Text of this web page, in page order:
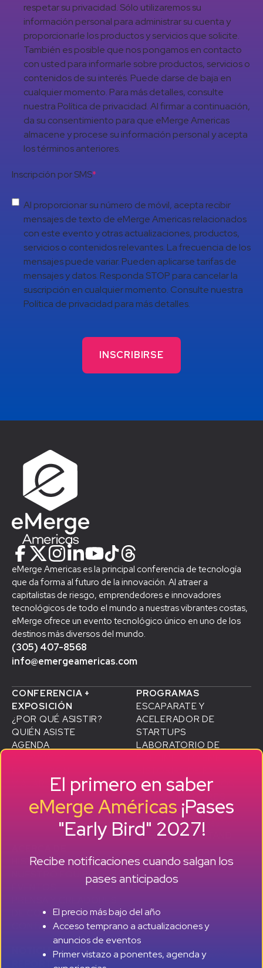
respetar su privacidad. Sólo utilizaremos su
información personal para administrar su cuenta y
proporcionarle los productos y servicios que solicite.
También es posible que nos pongamos en contacto
con usted para informarle sobre productos, servicios o
contenidos de su interés. Puede darse de baja en
cualquier momento. Para más detalles, consulte
nuestra Política de privacidad. Al firmar a continuación,
da su consentimiento para que eMerge Americas
almacene y procese su información personal y acepta
los términos anteriores.
Inscripción por SMS*
Al proporcionar su número de móvil, acepta recibir
mensajes de texto de eMerge Americas relacionados
con este evento y otras actualizaciones, productos,
servicios o contenidos relevantes. La frecuencia de los
mensajes puede variar. Pueden aplicarse tarifas de
mensajes y datos. Responda STOP para cancelar la
suscripción en cualquier momento. Consulte nuestra
Política de privacidad para más detalles.
eMerge Americas es la principal conferencia de tecnología
que da forma al futuro de la innovación. Al atraer a
capitalistas de riesgo, emprendedores e innovadores
tecnológicos de todo el mundo a nuestras vibrantes costas,
eMerge ofrece un evento tecnológico único en uno de los
destinos más diversos del mundo.
(305) 407-8568
info@emergeamericas.com
CONFERENCIA +
EXPOSICIÓN
¿POR QUÉ ASISTIR?
QUIÉN ASISTE
AGENDA
VIAJAR A MIAMI
PROGRAMAS
ESCAPARATE Y
ACELERADOR DE
STARTUPS
LABORATORIO DE
ANTIGUOS ALUMNOS
PATROCINADORES
CONVIÉRTETE EN
PATROCINADOR
RESERVAR UN STAND
HISTORIA
NUESTRO EQUIPO
DE CONTENIDOS + +
CONTACTO
NOTICIAS +
REPORTAJES
El primero en saber
eMerge Américas ¡Pases
"Early Bird" 2027!
Recibe notificaciones cuando salgan los
pases anticipados
El precio más bajo del año
Acceso temprano a actualizaciones y
anuncios de eventos
Primer vistazo a ponentes, agenda y